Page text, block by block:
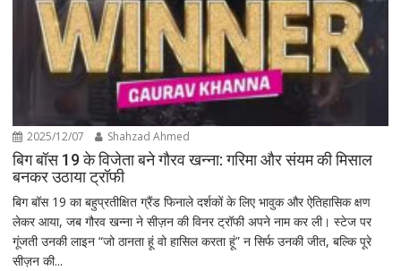
2025/12/07 Shahzad Ahmed
बिग बॉस 19 के विजेता बने गौरव खन्ना: गरिमा और संयम की मिसाल
बनकर उठाया ट्रॉफी
बिग बॉस 19 का बहुप्रतीक्षित ग्रैंड फिनाले दर्शकों के लिए भावुक और ऐतिहासिक क्षण
लेकर आया, जब गौरव खन्ना ने सीज़न की विनर ट्रॉफी अपने नाम कर ली। स्टेज पर
गूंजती उनकी लाइन “जो ठानता हूं वो हासिल करता हूं” न सिर्फ उनकी जीत, बल्कि पूरे
सीज़न की...